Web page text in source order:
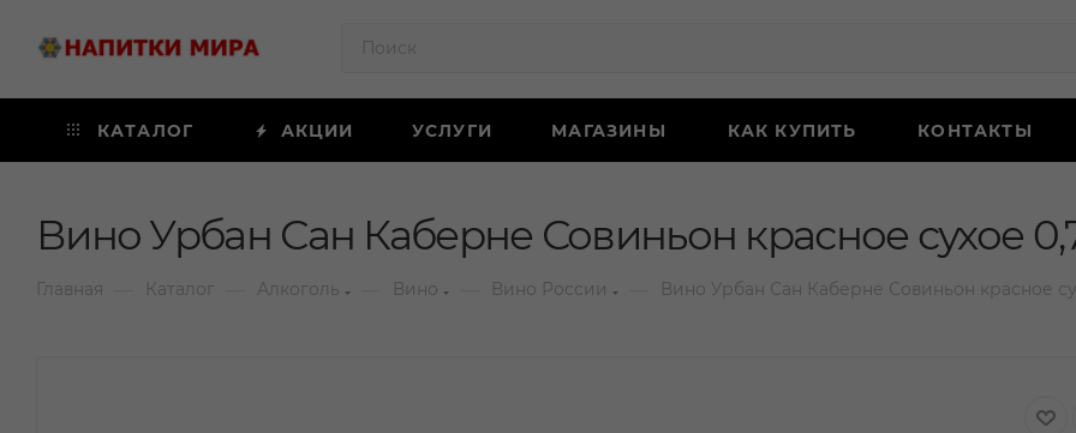
КАТАЛОГ АКЦИИ УСЛУГИ МАГАЗИНЫ КАК КУПИТЬ КОНТАКТЫ
Вино Урбан Сан Каберне Совиньон красное сухое
Главная Каталог Алкоголь Вино Вино России Вино Урбан Сан Каберне Совиньон красное